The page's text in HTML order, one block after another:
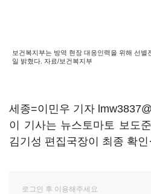
보건복지부는 방역 현장 대응인력을 위해 선
일 밝혔다. 자료/보건복지부
세종=이민우 기자
이 기사는 뉴스토마토 보도
김기성 편집국장이 최종 확인